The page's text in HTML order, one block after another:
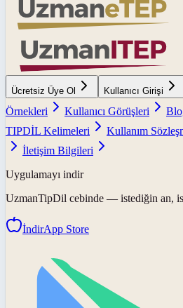
Ücretsiz Üye Ol Kullanıcı Girişi
Örnekleri
Kullanıcı Görüşleri
TIPDİL Kelimeleri
Kullanım
İletişim Bilgileri
Uygulamayı indir
UzmanTipDil cebinde — istediğin an,
İndirApp Store